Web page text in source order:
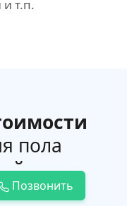
т.п.
пола
Позвонить